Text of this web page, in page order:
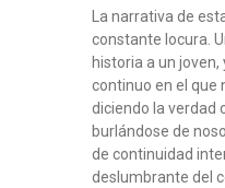
La narrativa de
constante locura.
historia a un
continuo en el que
diciendo la verdad
burlándose de
de continuidad
deslumbrante del